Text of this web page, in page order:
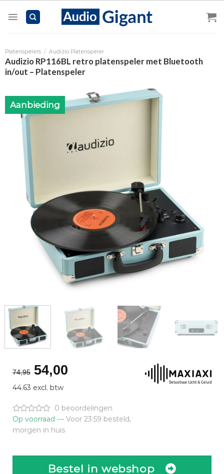
Platenspelers / Audizio Platenspeler
Audizio RP116BL retro platenspeler met Bluetooth
in/out – Platenspeler
Aanbieding
74,95 Oorspronkelijke
prijs
was:
€74,95.
54,00Huidige
€54,00.
44.63 excl. btw
0 beoordelingen
Op voorraad — Voor 23:59 besteld,
morgen in huis
Bestel in webshop